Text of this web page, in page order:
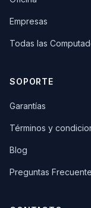
Empresas
Todas las
SOPORTE
Garantías
Términos y
Blog
Preguntas